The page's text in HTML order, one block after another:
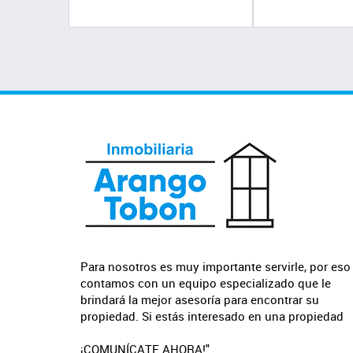
Para nosotros es muy importante servirle, por eso
contamos con un equipo especializado que le
brindará la mejor asesoría para encontrar su
propiedad. Si estás interesado en una propiedad
¡COMUNÍCATE AHORA!"